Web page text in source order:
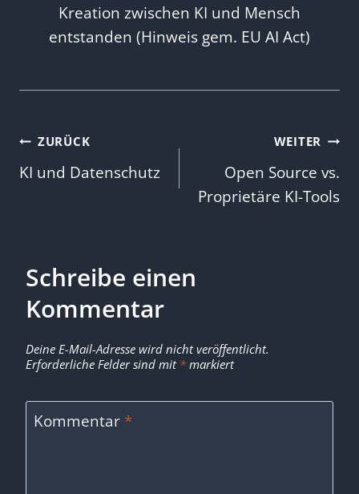
Kreation zwischen KI und Mensch
entstanden (Hinweis gem. EU AI Act)
Beitragsnavigation
ZURÜCK
KI und Datenschutz
WEITER
Open Source vs.
Proprietäre KI-Tools
Schreibe einen
Kommentar
Deine E-Mail-Adresse wird nicht veröffentlicht.
Erforderliche Felder sind mit *markiert
Kommentar *